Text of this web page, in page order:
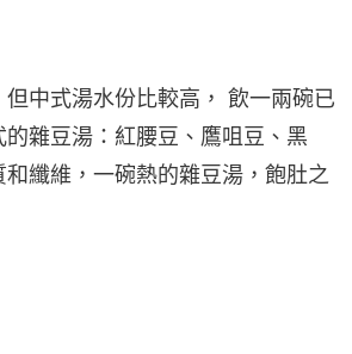
中式湯水份比較高， 飲一兩碗已
雜豆湯：紅腰豆、鷹咀豆、黑
纖維，一碗熱的雜豆湯，飽肚之